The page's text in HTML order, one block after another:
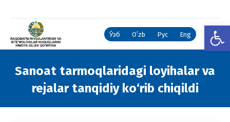
Ўзб Oʻzb Рус Eng
Sanoat tarmoqlaridagi loyihalar va
rejalar tanqidiy ko‘rib chiqildi